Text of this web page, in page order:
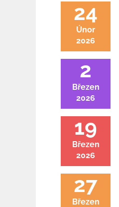
24
Únor
2026
2
Březen
2026
19
Březen
2026
27
Březen